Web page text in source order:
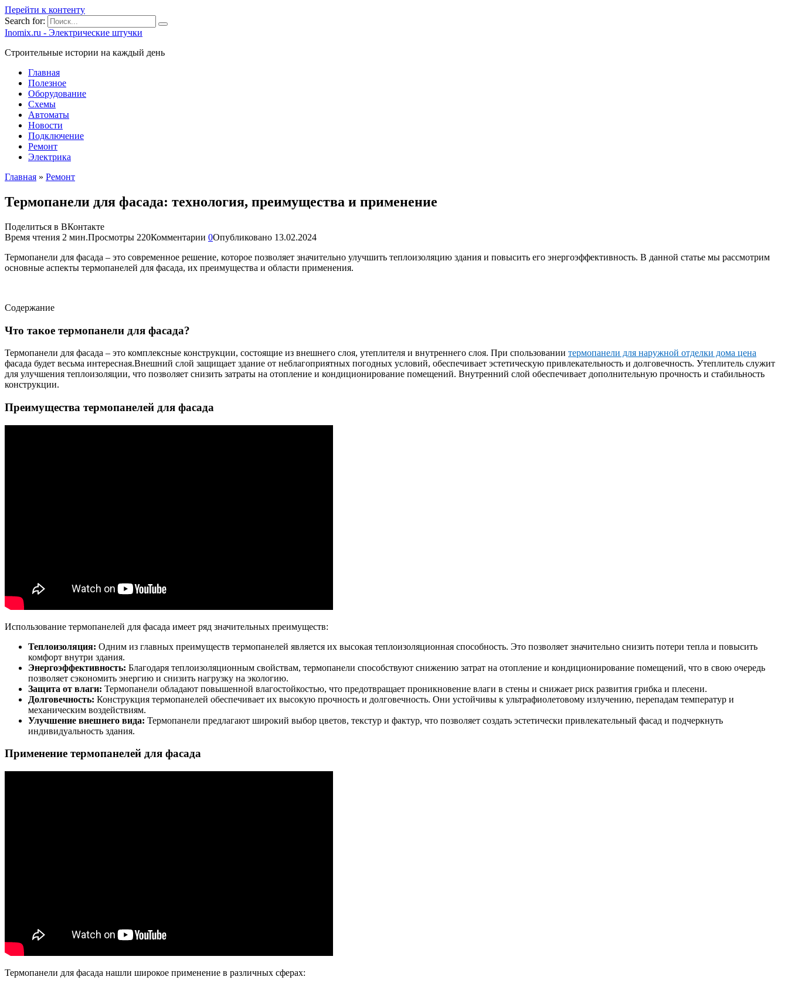
Перейти к контенту
Search for:
Inomix.ru - Электрические штучки
Cтроительные истории на каждый день
Главная
Полезное
Оборудование
Схемы
Автоматы
Новости
Подключение
Ремонт
Электрика
Главная » Ремонт
Термопанели для фасада: технология, преимущества и применение
Поделиться в ВКонтакте
Время чтения 2 мин.Просмотры 220Комментарии 0Опубликовано 13.02.2024
Термопанели для фасада – это современное решение, которое позволяет значительно улучшить теплоизоляцию здания и повысить его энергоэффективность. В данной статье мы рассмотрим
основные аспекты термопанелей для фасада, их преимущества и области применения.
Содержание
Что такое термопанели для фасада?
Термопанели для фасада – это комплексные конструкции, состоящие из внешнего слоя, утеплителя и внутреннего слоя. При спользовании термопанели для наружной отделки дома цена
фасада будет весьма интересная.Внешний слой защищает здание от неблагоприятных погодных условий, обеспечивает эстетическую привлекательность и долговечность. Утеплитель служит
для улучшения теплоизоляции, что позволяет снизить затраты на отопление и кондиционирование помещений. Внутренний слой обеспечивает дополнительную прочность и стабильность
конструкции.
Преимущества термопанелей для фасада
Использование термопанелей для фасада имеет ряд значительных преимуществ:
Теплоизоляция: Одним из главных преимуществ термопанелей является их высокая теплоизоляционная способность. Это позволяет значительно снизить потери тепла и повысить
комфорт внутри здания.
Энергоэффективность: Благодаря теплоизоляционным свойствам, термопанели способствуют снижению затрат на отопление и кондиционирование помещений, что в свою очередь
позволяет сэкономить энергию и снизить нагрузку на экологию.
Защита от влаги: Термопанели обладают повышенной влагостойкостью, что предотвращает проникновение влаги в стены и снижает риск развития грибка и плесени.
Долговечность: Конструкция термопанелей обеспечивает их высокую прочность и долговечность. Они устойчивы к ультрафиолетовому излучению, перепадам температур и
механическим воздействиям.
Улучшение внешнего вида: Термопанели предлагают широкий выбор цветов, текстур и фактур, что позволяет создать эстетически привлекательный фасад и подчеркнуть
индивидуальность здания.
Применение термопанелей для фасада
Термопанели для фасада нашли широкое применение в различных сферах: